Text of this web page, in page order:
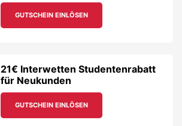
GUTSCHEIN EINLÖSEN
21€ Interwetten Studentenrabatt
für Neukunden
GUTSCHEIN EINLÖSEN